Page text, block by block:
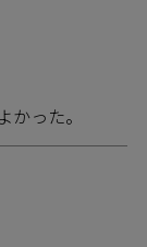
った。